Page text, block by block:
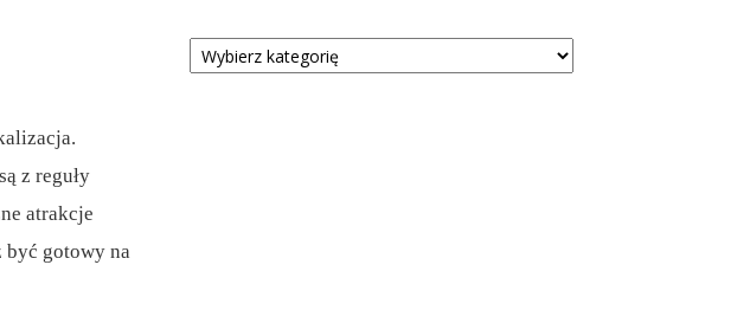
z reguły
atrakcje
być gotowy na
Kategorie